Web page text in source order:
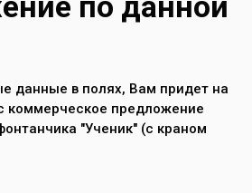
данные в полях, Вам придет на
коммерческое предложение
"Ученик" (с краном